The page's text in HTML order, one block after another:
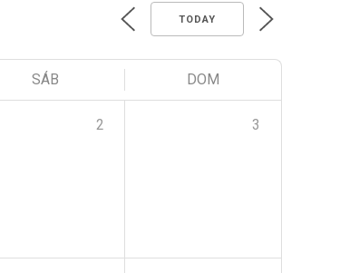
TODAY
SÁB DOM
2 3